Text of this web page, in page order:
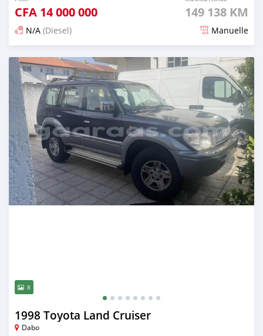
CFA 14 000 000 149 138 KM
N/A (Diesel) Manuelle
Publié il y a 2 mois
8
1998 Toyota Land Cruiser
Dabo